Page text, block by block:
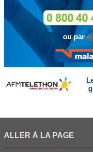
ou par
ALLER À LA PAGE